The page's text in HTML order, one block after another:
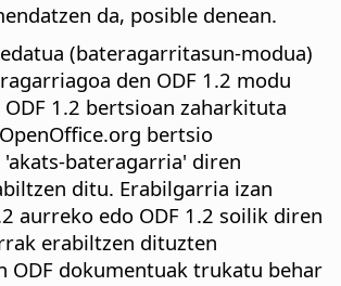
da, posible denean.
(bateragarritasun-modua)
den ODF 1.2 modu
1.2 bertsioan zaharkituta
bertsio
bateragarria' diren
ditu. Erabilgarria izan
aurreko edo ODF 1.2 soilik diren
erabiltzen dituzten
ODF dokumentuak trukatu behar